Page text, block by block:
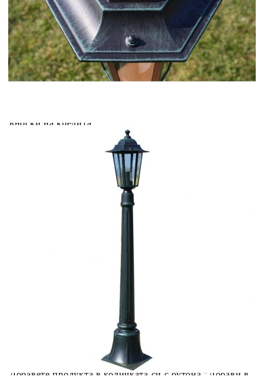
Купи на изплащане
Credit calculator
Градински лампи Preston, 2 бр, 105 см
Please select credit institution
Цена на продукта: €109.00
Extraction of information from credit institutions
вноски на кредита.
Acest tabel are caracter informativ. Adăugați produsul în
coșul de cumpărături unde veți putea selecta detaliile
Предоставената таблица е с информационна цел.
Добавете продукта в количката си с бутона "Добави в
количката" и при поръчка ще можете да изберете броя
Предоставената таблица е с информационна цел.
Добавете продукта в количката си с бутона "Добави в
количката" и при поръчка ще можете да изберете броя
Предоставената таблица е с информационна цел.
Добавете продукта в количката си с бутона "Добави в
количката" и при поръчка ще можете да изберете броя
Предоставената таблица е с информационна цел.
Добавете продукта в количката си с бутона "Добави в